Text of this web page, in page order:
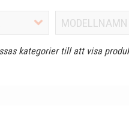
kategorier till att visa